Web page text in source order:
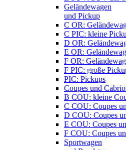
Geländewagen
und Pickup
C OR:
C PIC: kleine
D OR:
E OR:
F OR:
F PIC: große
PIC: Pickups
Coupes und
B COU: kleine
C COU: Coupes
D COU: Coupes
E COU: Coupes
F COU: Coupes
Sportwagen